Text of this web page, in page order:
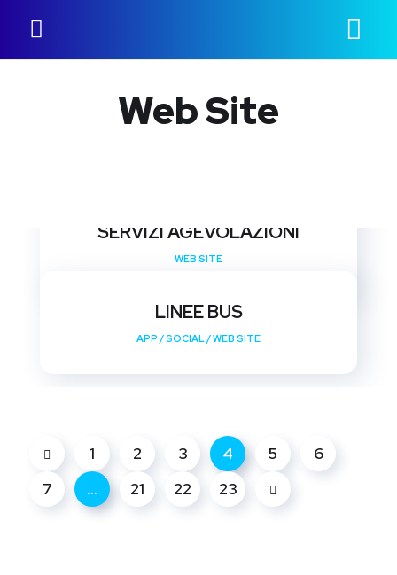
Web Site
SERVIZI AGEVOLAZIONI
WEB SITE
LINEE BUS
APP /SOCIAL/WEB SITE
1 2 3 4 5
6
7
… 21 22 23